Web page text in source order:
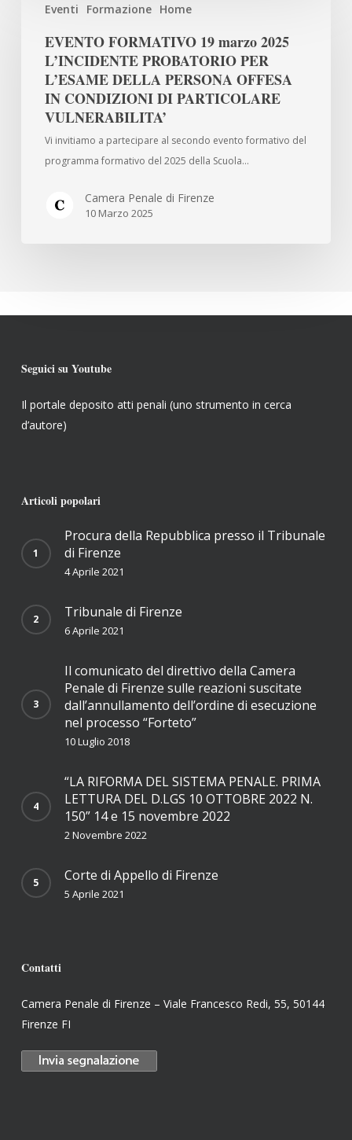
Eventi Formazione Home
FORMATIVO
marzo
2025
L’INCIDENTE
PROBATORIO
L’ESAME
PERSONA
VULNERABILITA’
EVENTO FORMATIVO 19 marzo 2025
L’INCIDENTE PROBATORIO PER
L’ESAME DELLA PERSONA OFFESA
IN CONDIZIONI DI PARTICOLARE
VULNERABILITA’
Vi invitiamo a partecipare al secondo evento formativo del
programma formativo del 2025 della Scuola…
Camera Penale di Firenze
10 Marzo 2025
Seguici su Youtube
Il portale deposito atti penali (uno strumento in cerca
d’autore)
Articoli popolari
Procura della Repubblica presso il Tribunale
di Firenze
4 Aprile 2021
Tribunale di Firenze
6 Aprile 2021
Il comunicato del direttivo della Camera
Penale di Firenze sulle reazioni suscitate
dall’annullamento dell’ordine di esecuzione
nel processo “Forteto”
10 Luglio 2018
“LA RIFORMA DEL SISTEMA PENALE. PRIMA
LETTURA DEL D.LGS 10 OTTOBRE 2022 N.
150” 14 e 15 novembre 2022
2 Novembre 2022
Corte di Appello di Firenze
5 Aprile 2021
Contatti
Camera Penale di Firenze – Viale Francesco Redi, 55, 50144
Firenze FI